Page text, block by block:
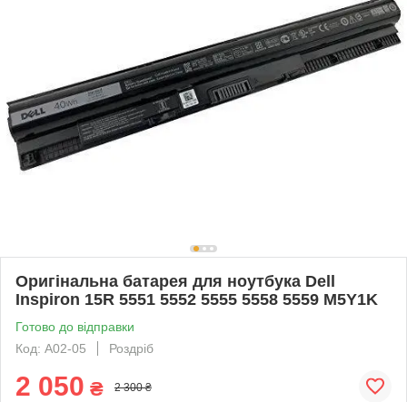
Оригінальна батарея для ноутбука Dell
Inspiron 15R 5551 5552 5555 5558 5559 M5Y1K
Готово до відправки
Код: A02-05
Роздріб
2 050 ₴ 2 300 ₴